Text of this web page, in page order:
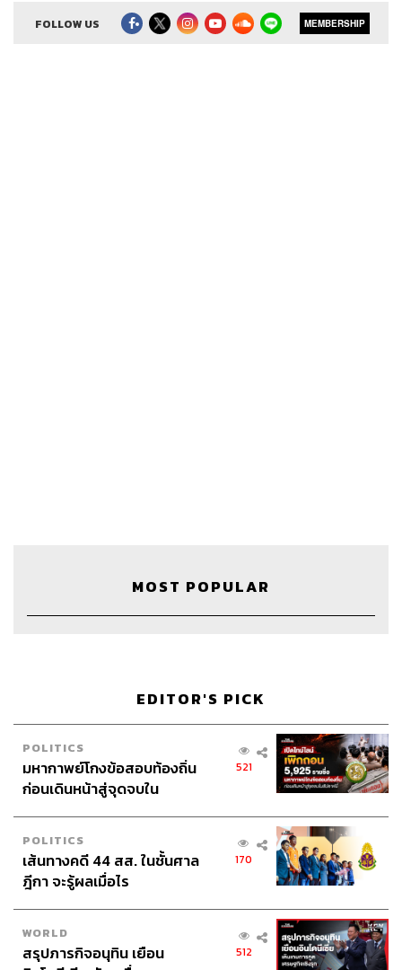
Creativeนัทธมน หัวใจ, ภัควัตน์ ฟองดี
VDO Editor
Sound Designer & Engineer
กฤตพล จียะเกียรติ
Recording Engineerขจีพรรณ วิจิตรรัตน์
Channel Manager
Channel Adminนิพพิชฌน์ ชุลีนวน, พฤกษา แซ่เต็ง
Proofreaderนัฐฐา สอนกลิ่น
Webmaster
สุทธกิตติ์​ สุทธาวรรณกุล, ธิติกร ลิ้ม
ทองมณี, วนัชพร ดวงนิล, วิมลณัฐ พรศิริอนันต์
Archive Officerชริน ธนอุดมกรณ์, อาทิตยา อิสสรานุสรณ์
FOLLOW US MEMBERSHIP
MOST POPULAR
EDITOR'S PICK
POLITICS
มหากาพย์โกงข้อสอบท้องถิ่น
ก่อนเดินหน้าสู่จุดจบใน
521
POLITICS
เส้นทางคดี 44 สส. ในชั้นศาล
ฎีกา จะรู้ผลเมื่อไร
170
WORLD
สรุปภารกิจอนุทิน เยือน
512